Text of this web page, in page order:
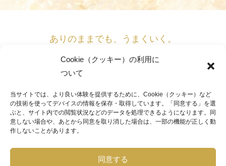
Cookie（クッキー）の利用に
ついて
当サイトでは、より良い体験を提供するために、Cookie（クッキー）など
の技術を使ってデバイスの情報を保存・取得しています。「同意する」を選
ぶと、サイト内での閲覧状況などのデータを処理できるようになります。同
意しない場合や、あとから同意を取り消した場合は、一部の機能が正しく動
作しないことがあります。
同意する
ありのままでも、うまくいく。